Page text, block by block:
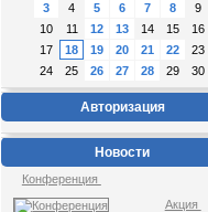
3
4 5 6 7 8
9
10
11 12 13 14 15
16
17
18 19 20 21 22
23
24
25 26 27 28 29 30
Авторизация
Новости
Конференция
Акция